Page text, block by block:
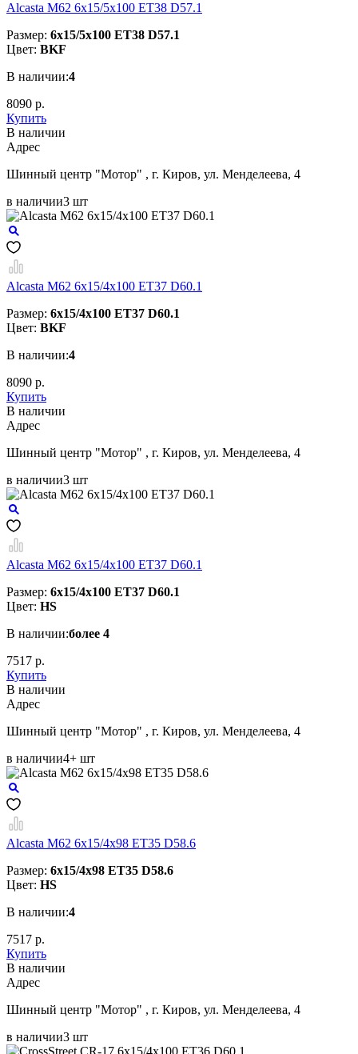
Alcasta M62 6x15/5x100 ET38 D57.1
Размер: 6x15/5x100 ET38 D57.1
Цвет: BKF
В наличии:4
8090 р.
Купить
В наличии
Aдрес
Шинный центр "Мотор" , г. Киров, ул. Менделеева, 4
в наличии3 шт
Alcasta M62 6x15/4x100 ET37 D60.1
Размер: 6x15/4x100 ET37 D60.1
Цвет: BKF
В наличии:4
8090 р.
Купить
В наличии
Aдрес
Шинный центр "Мотор" , г. Киров, ул. Менделеева, 4
в наличии3 шт
Alcasta M62 6x15/4x100 ET37 D60.1
Размер: 6x15/4x100 ET37 D60.1
Цвет: HS
В наличии:более 4
7517 р.
Купить
В наличии
Aдрес
Шинный центр "Мотор" , г. Киров, ул. Менделеева, 4
в наличии4+ шт
Alcasta M62 6x15/4x98 ET35 D58.6
Размер: 6x15/4x98 ET35 D58.6
Цвет: HS
В наличии:4
7517 р.
Купить
В наличии
Aдрес
Шинный центр "Мотор" , г. Киров, ул. Менделеева, 4
в наличии3 шт